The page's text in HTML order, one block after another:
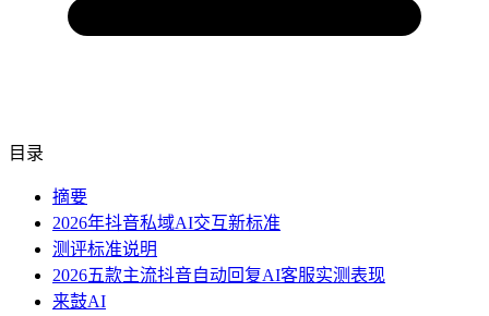
目录
摘要
2026年抖音私域AI交互新标准
测评标准说明
2026五款主流抖音自动回复AI客服实测表现
来鼓AI